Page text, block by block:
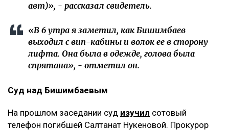
авт)», - рассказал свидетель.
«В 6 утра я заметил, как Бишимбаев
выходил с вип-кабины и волок ее в сторону
лифта. Она была в одежде, голова была
спрятана», - отметил он.
Суд над Бишимбаевым
На прошлом заседании суд изучил сотовый
телефон погибшей Салтанат Нукеновой. Прокурор